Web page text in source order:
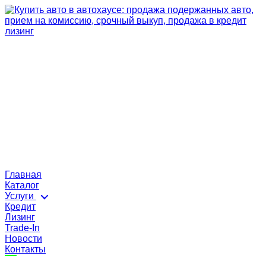
Главная
Каталог
Услуги
Кредит
Лизинг
Trade-In
Новости
Контакты